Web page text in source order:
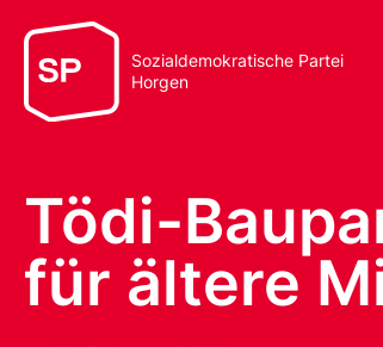
Sozialdemokratische Partei
Horgen
Tödi-
für ältere